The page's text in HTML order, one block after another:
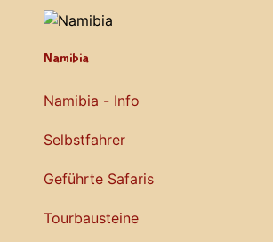
Namibia
Namibia - Info
Selbstfahrer
Geführte Safaris
Tourbausteine